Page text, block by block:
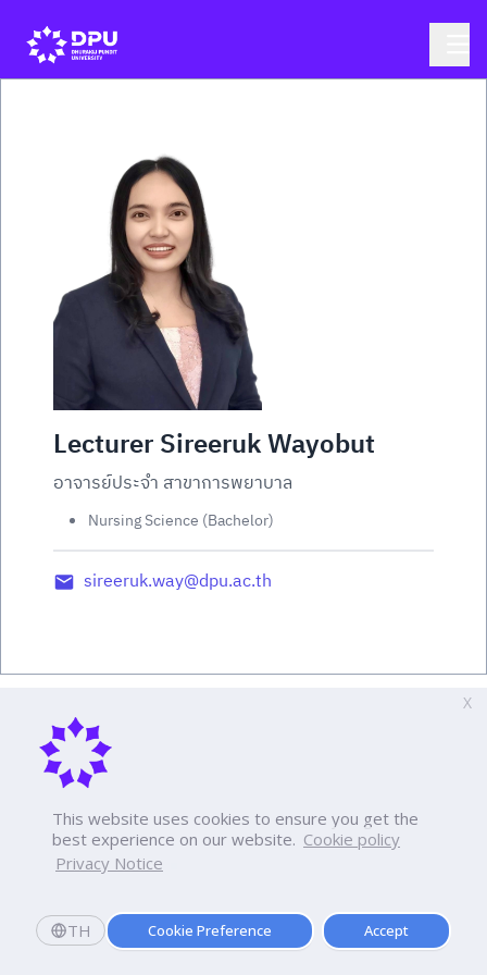
This website uses cookies to ensure you get the
best experience on our website. Cookie policy
Privacy Notice
TH Cookie Preference Accept
X
Lecturer Sireeruk Wayobut
อาจารย์ประจำ สาขาการพยาบาล
Nursing Science (Bachelor)
sireeruk.way@dpu.ac.th